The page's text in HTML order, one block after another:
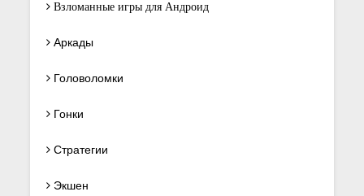
Взломанные игры для Андроид
Аркады
Головоломки
Гонки
Стратегии
Экшен